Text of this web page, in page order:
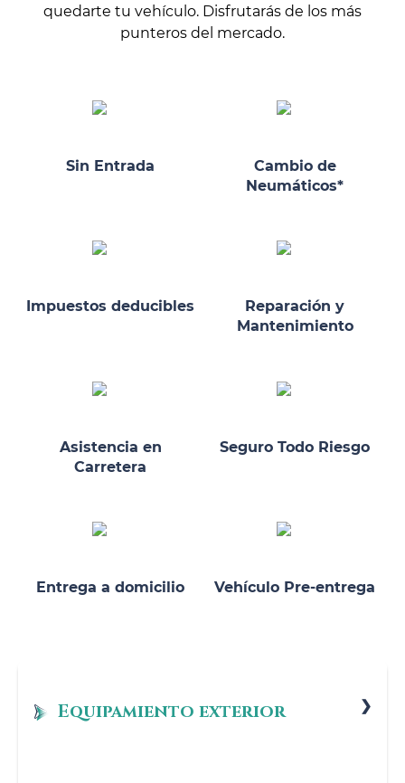
quedarte tu vehículo. Disfrutarás de los más
punteros del mercado.
Sin Entrada
Cambio de
Neumáticos*
Impuestos deducibles
Reparación y
Mantenimiento
Asistencia en
Carretera
Seguro Todo Riesgo
Entrega a domicilio Vehículo Pre-entrega
Equipamiento exterior